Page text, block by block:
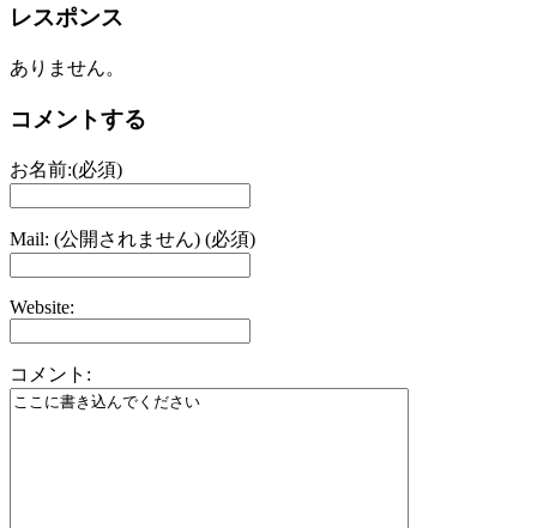
レスポンス
ありません。
コメントする
お名前:(必須)
Mail: (公開されません) (必須)
Website:
コメント: